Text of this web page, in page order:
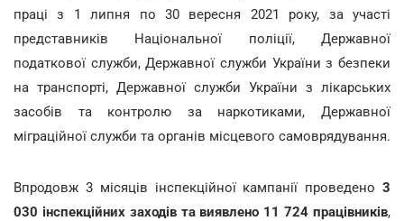
праці з 1 липня по 30 вересня 2021 року, за участі
представників Національної поліції, Державної
податкової служби, Державної служби України з безпеки
на транспорті, Державної служби України з лікарських
засобів та контролю за наркотиками, Державної
міграційної служби та органів місцевого самоврядування.
Впродовж 3 місяців інспекційної кампанії проведено 3
030 інспекційних заходів та виявлено 11 724 працівників,